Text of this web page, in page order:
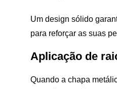
Um design sólido
para reforçar as suas
Aplicação de
Quando a chapa